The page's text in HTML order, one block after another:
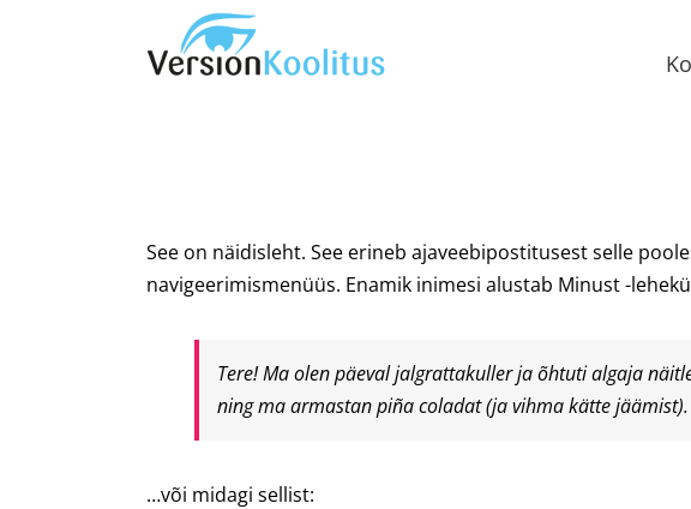
See on näidisleht. See erineb ajaveebipostitusest selle
navigeerimismenüüs. Enamik inimesi alustab Minust -
Tere! Ma olen päeval jalgrattakuller ja õhtuti algaja
ning ma armastan piña coladat (ja vihma kätte jäämist).
…või midagi sellist: